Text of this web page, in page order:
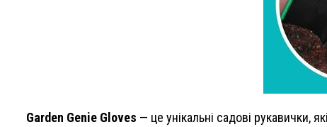
Garden Genie Gloves — це унікальні садові рукавички,